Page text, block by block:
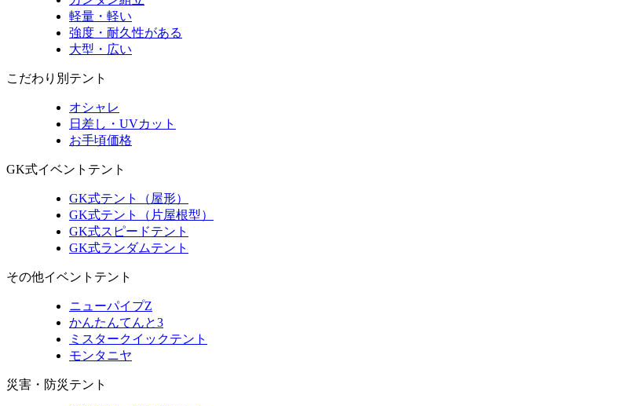
軽量・軽い
強度・耐久性がある
大型・広い
こだわり別テント
オシャレ
日差し・UVカット
お手頃価格
GK式イベントテント
GK式テント（屋形）
GK式テント（片屋根型）
GK式スピードテント
GK式ランダムテント
その他イベントテント
ニューパイプZ
かんたんてんと3
ミスタークイックテント
モンタニヤ
災害・防災テント